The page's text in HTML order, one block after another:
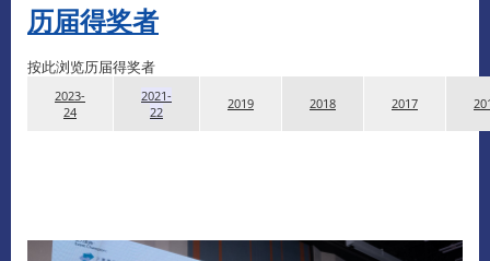
历届得奖者
按此浏览历届得奖者
2023-
24
2021-
22
2019 2018 2017